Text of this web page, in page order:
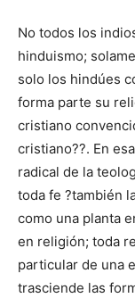
No todos los
hinduismo;
solo los hindúes
forma parte su
cristiano
cristiano??. En
radical de la
toda fe ?también
como una planta
en religión; toda
particular de una
trasciende las